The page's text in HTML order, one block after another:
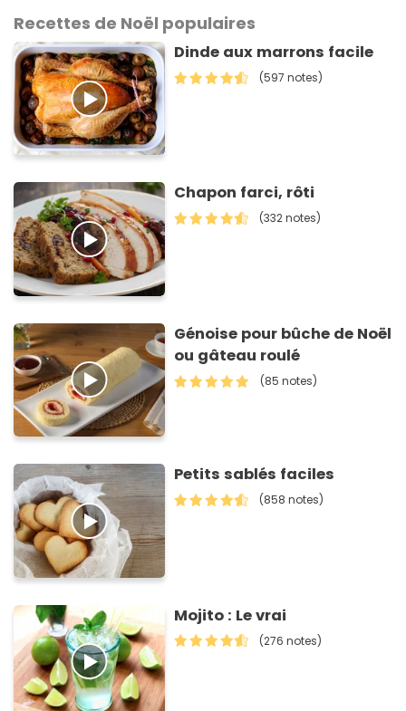
Recettes de Noël populaires
Dinde aux marrons facile
(597 notes)
Chapon farci, rôti
(332 notes)
Génoise pour bûche de Noël
ou gâteau roulé
(85 notes)
Petits sablés faciles
(858 notes)
Mojito : Le vrai
(276 notes)